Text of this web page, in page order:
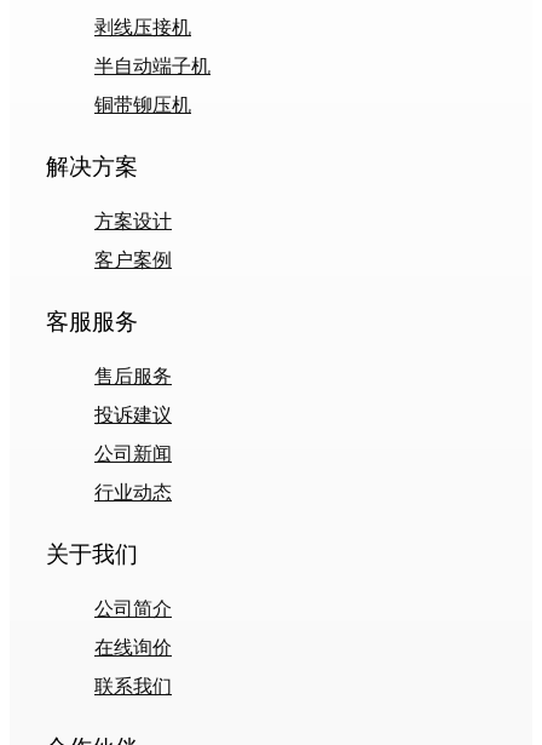
剥线压接机
半自动端子机
铜带铆压机
解决方案
方案设计
客户案例
客服服务
售后服务
投诉建议
公司新闻
行业动态
关于我们
公司简介
在线询价
联系我们